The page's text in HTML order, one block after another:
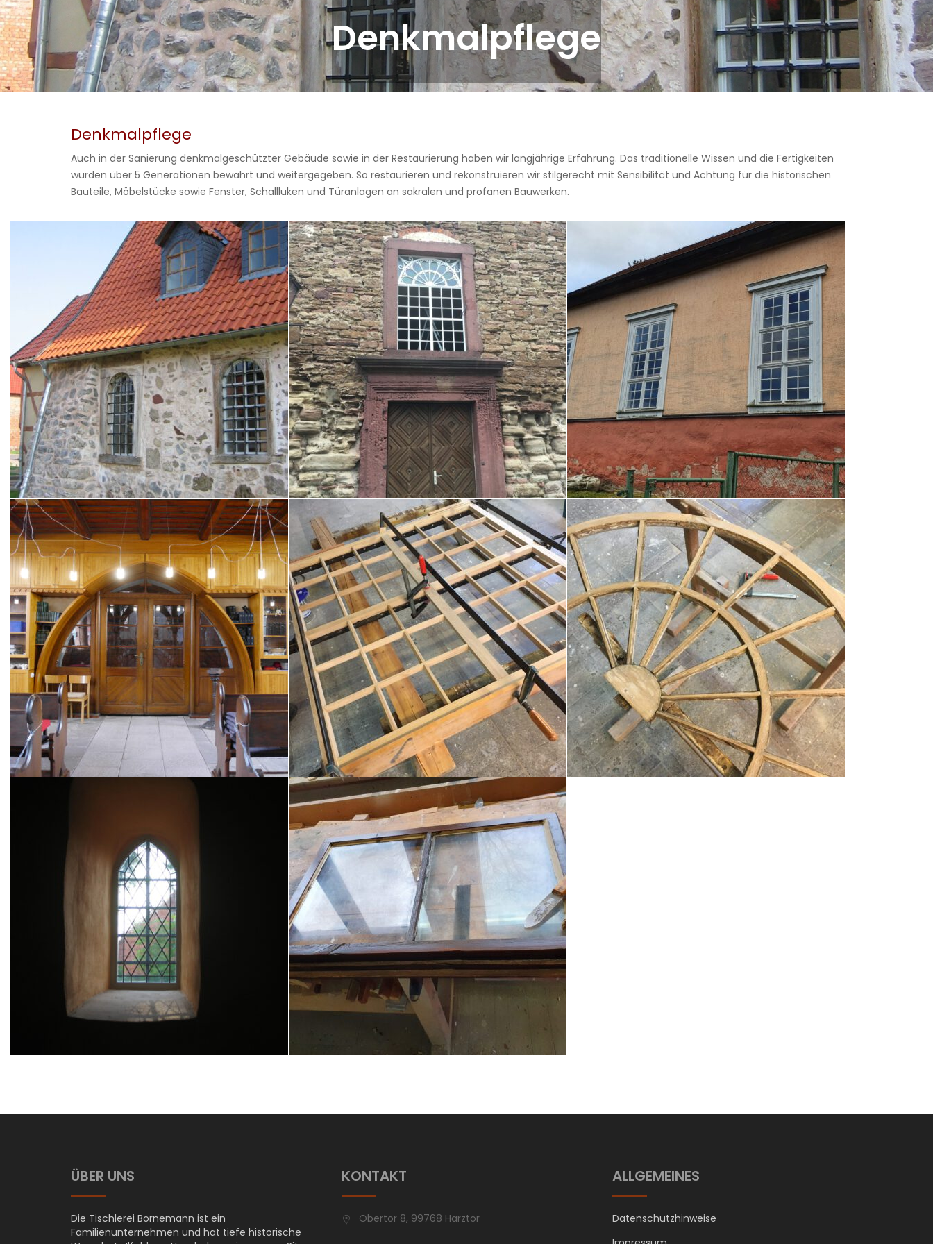
Denkmalpflege
Auch in der Sanierung denkmalgeschützter Gebäude sowie in der Restaurierung haben wir langjährige Erfahrung. Das traditionelle Wissen und die Fertigkeiten
wurden über 5 Generationen bewahrt und weitergegeben. So restaurieren und rekonstruieren wir stilgerecht mit Sensibilität und Achtung für die historischen
Bauteile, Möbelstücke sowie Fenster, Schallluken und Türanlagen an sakralen und profanen Bauwerken.
ÜBER UNS
Die Tischlerei Bornemann ist ein
Familienunternehmen und hat tiefe historische
KONTAKT
Obertor 8, 99768 Harztor
ALLGEMEINES
Datenschutzhinweise